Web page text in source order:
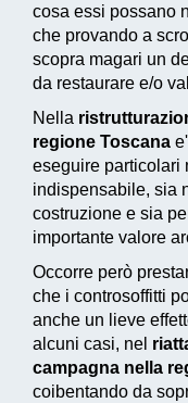
cosa essi possano
che provando a
scopra magari un
da restaurare e/o
Nella
regione Toscana
eseguire particolari
indispensabile, sia
costruzione e sia
importante valore
Occorre però
che i controsoffitti
anche un lieve
alcuni casi, nel
campagna nella
coibentando da